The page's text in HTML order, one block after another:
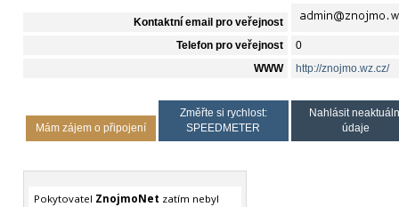
Kontaktní email pro veřejnost
Telefon pro veřejnost 0
WWW http://znojmo.wz.cz/
Mám zájem o připojení
Změřte si rychlost:
SPEEDMETER
Nahlásit
údaje
Pokytovatel ZnojmoNet zatím nebyl